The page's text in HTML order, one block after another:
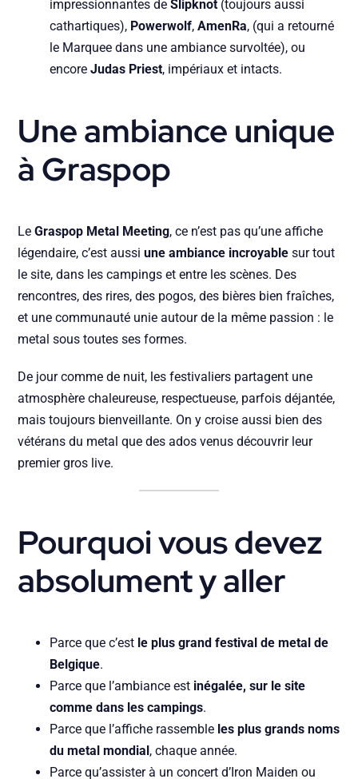
impressionnantes deSlipknot (toujours aussi
cathartiques), Powerwolf,AmenRa, (qui a retourné
le Marquee dans une ambiance survoltée), ou
encoreJudas Priest, impériaux et intacts.
Une ambiance unique
à Graspop
LeGraspop Metal Meeting, ce n’est pas qu’une affiche
légendaire, c’est aussiune ambiance incroyable sur tout
le site, dans les campings et entre les scènes. Des
rencontres, des rires, des pogos, des bières bien fraîches,
et une communauté unie autour de la même passion : le
metal sous toutes ses formes.
De jour comme de nuit, les festivaliers partagent une
atmosphère chaleureuse, respectueuse, parfois déjantée,
mais toujours bienveillante. On y croise aussi bien des
vétérans du metal que des ados venus découvrir leur
premier gros live.
Pourquoi vous devez
absolument y aller
Parce que c’est le plus grand festival de metal de
Belgique.
Parce que l’ambiance est inégalée, sur le site
comme dans les campings.
Parce que l’affiche rassemble les plus grands noms
du metal mondial, chaque année.
Parce qu’assister à un concert d’Iron Maiden ou